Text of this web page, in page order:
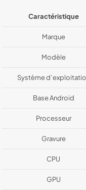
Caractéristique
Marque
Modèle
Système
Base Android
Processeur
Gravure
CPU
GPU